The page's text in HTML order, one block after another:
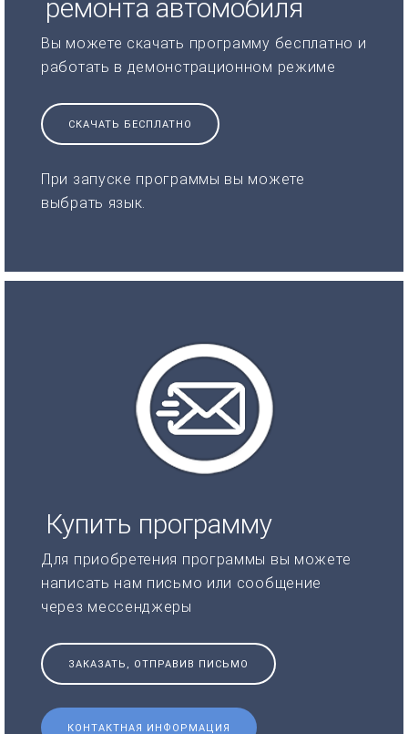
ремонта автомобиля
Вы можете скачать программу бесплатно и
работать в демонстрационном режиме
СКАЧАТЬ БЕСПЛАТНО
При запуске программы вы можете
выбрать язык.
Купить программу
Для приобретения программы вы можете
написать нам письмо или сообщение
через мессенджеры
ЗАКАЗАТЬ, ОТПРАВИВ ПИСЬМО
КОНТАКТНАЯ ИНФОРМАЦИЯ